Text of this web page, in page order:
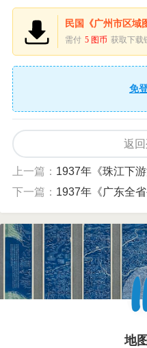
民国《广州市区域
需付 5 图币 获取下载
免
返
上一篇： 1937年《珠江下
下一篇： 1937年《广东全
地